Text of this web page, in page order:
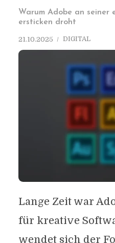
Warum Adobe an seiner
ersticken droht
21.10.2025 DIGITAL
Lange Zeit war
für kreative
wendet sich der